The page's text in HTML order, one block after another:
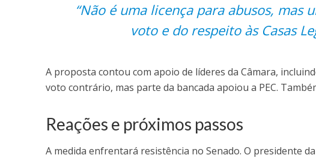
“Não é uma licença para abusos,
voto e do respeito às Casas
A proposta contou com apoio de líderes da Câmara,
voto contrário, mas parte da bancada apoiou a PEC.
Reações e próximos passos
A medida enfrentará resistência no Senado. O presidente